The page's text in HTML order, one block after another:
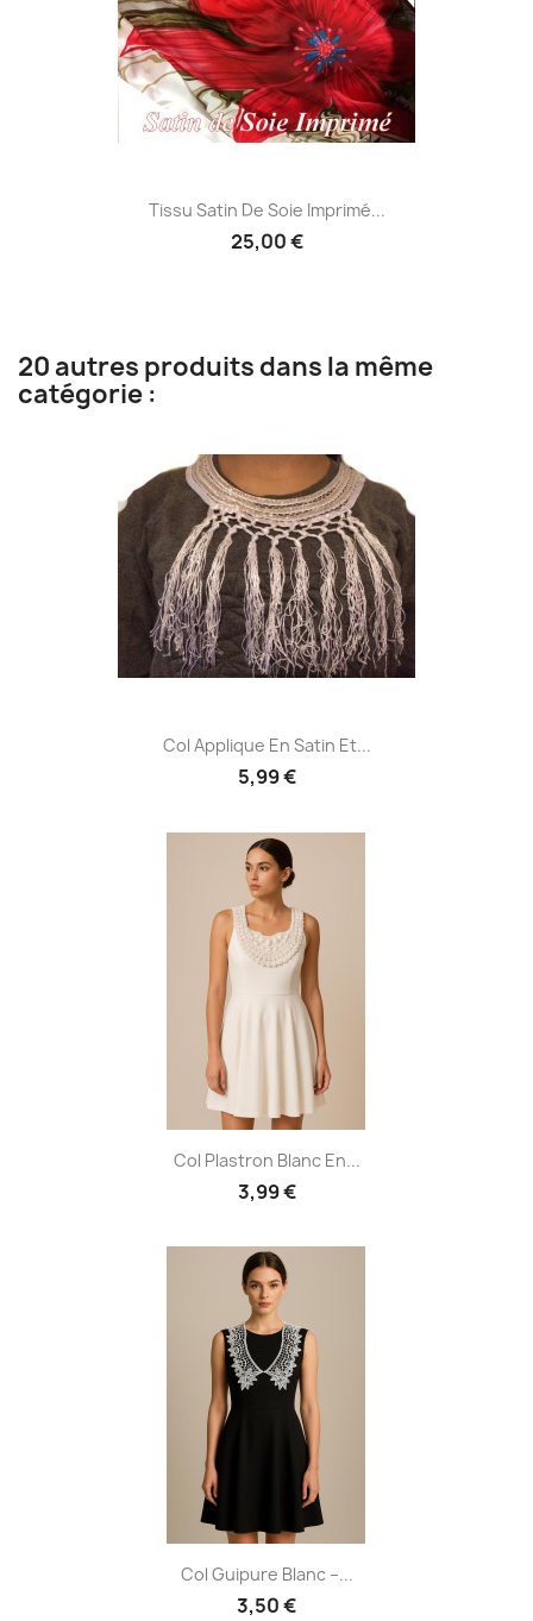
Tissu Satin De Soie Imprimé...
25,00 €
20 autres produits dans la même
catégorie :
Col Applique En Satin Et...
5,99 €
Col Plastron Blanc En...
3,99 €
Col Guipure Blanc –...
3,50 €